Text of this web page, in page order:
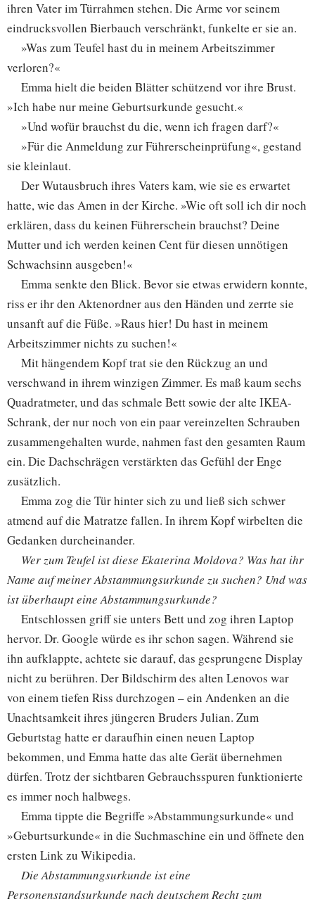
ihren Vater im Türrahmen stehen. Die Arme vor seinem
eindrucksvollen Bierbauch verschränkt, funkelte er sie an.
»Was zum Teufel hast du in meinem Arbeitszimmer
verloren?«
Emma hielt die beiden Blätter schützend vor ihre Brust.
»Ich habe nur meine Geburtsurkunde gesucht.«
»Und wofür brauchst du die, wenn ich fragen darf?«
»Für die Anmeldung zur Führerscheinprüfung«, gestand
sie kleinlaut.
Der Wutausbruch ihres Vaters kam, wie sie es erwartet
hatte, wie das Amen in der Kirche. »Wie oft soll ich dir noch
erklären, dass du keinen Führerschein brauchst? Deine
Mutter und ich werden keinen Cent für diesen unnötigen
Schwachsinn ausgeben!«
Emma senkte den Blick. Bevor sie etwas erwidern konnte,
riss er ihr den Aktenordner aus den Händen und zerrte sie
unsanft auf die Füße. »Raus hier! Du hast in meinem
Arbeitszimmer nichts zu suchen!«
Mit hängendem Kopf trat sie den Rückzug an und
verschwand in ihrem winzigen Zimmer. Es maß kaum sechs
Quadratmeter, und das schmale Bett sowie der alte IKEA-
Schrank, der nur noch von ein paar vereinzelten Schrauben
zusammengehalten wurde, nahmen fast den gesamten Raum
ein. Die Dachschrägen verstärkten das Gefühl der Enge
zusätzlich.
Emma zog die Tür hinter sich zu und ließ sich schwer
atmend auf die Matratze fallen. In ihrem Kopf wirbelten die
Gedanken durcheinander.
Wer zum Teufel ist diese Ekaterina Moldova? Was hat ihr
Name auf meiner Abstammungsurkunde zu suchen? Und was
ist überhaupt eine Abstammungsurkunde?
Entschlossen griff sie unters Bett und zog ihren Laptop
hervor. Dr. Google würde es ihr schon sagen. Während sie
ihn aufklappte, achtete sie darauf, das gesprungene Display
nicht zu berühren. Der Bildschirm des alten Lenovos war
von einem tiefen Riss durchzogen – ein Andenken an die
Unachtsamkeit ihres jüngeren Bruders Julian. Zum
Geburtstag hatte er daraufhin einen neuen Laptop
bekommen, und Emma hatte das alte Gerät übernehmen
dürfen. Trotz der sichtbaren Gebrauchsspuren funktionierte
es immer noch halbwegs.
Emma tippte die Begriffe »Abstammungsurkunde« und
»Geburtsurkunde« in die Suchmaschine ein und öffnete den
ersten Link zu Wikipedia.
Die Abstammungsurkunde ist eine
Personenstandsurkunde nach deutschem Recht zum